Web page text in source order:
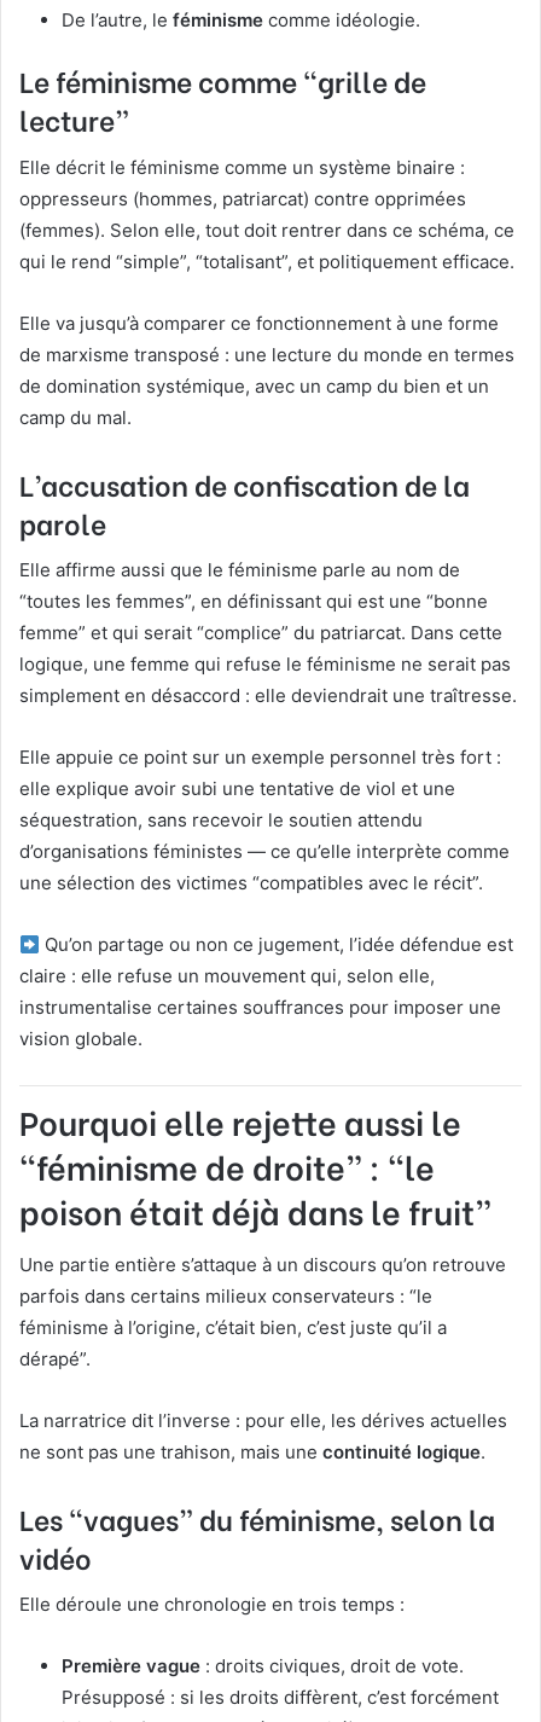
De l’autre, le féminisme comme idéologie.
Le féminisme comme “grille de
lecture”
Elle décrit le féminisme comme un système binaire :
oppresseurs (hommes, patriarcat) contre opprimées
(femmes). Selon elle, tout doit rentrer dans ce schéma, ce
qui le rend “simple”, “totalisant”, et politiquement efficace.
Elle va jusqu’à comparer ce fonctionnement à une forme
de marxisme transposé : une lecture du monde en termes
de domination systémique, avec un camp du bien et un
camp du mal.
L’accusation de confiscation de la
parole
Elle affirme aussi que le féminisme parle au nom de
“toutes les femmes”, en définissant qui est une “bonne
femme” et qui serait “complice” du patriarcat. Dans cette
logique, une femme qui refuse le féminisme ne serait pas
simplement en désaccord : elle deviendrait une traîtresse.
Elle appuie ce point sur un exemple personnel très fort :
elle explique avoir subi une tentative de viol et une
séquestration, sans recevoir le soutien attendu
d’organisations féministes — ce qu’elle interprète comme
une sélection des victimes “compatibles avec le récit”.
Qu’on partage ou non ce jugement, l’idée défendue est
claire : elle refuse un mouvement qui, selon elle,
instrumentalise certaines souffrances pour imposer une
vision globale.
Pourquoi elle rejette aussi le
“féminisme de droite” : “le
poison était déjà dans le fruit”
Une partie entière s’attaque à un discours qu’on retrouve
parfois dans certains milieux conservateurs : “le
féminisme à l’origine, c’était bien, c’est juste qu’il a
dérapé”.
La narratrice dit l’inverse : pour elle, les dérives actuelles
ne sont pas une trahison, mais une continuité logique.
Les “vagues” du féminisme, selon la
vidéo
Elle déroule une chronologie en trois temps :
Première vague : droits civiques, droit de vote.
Présupposé : si les droits diffèrent, c’est forcément